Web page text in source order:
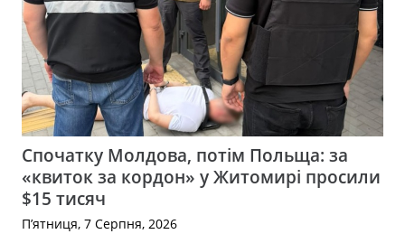
Спочатку Молдова, потім Польща: за
«квиток за кордон» у Житомирі просили
$15 тисяч
П’ятниця, 7 Серпня, 2026